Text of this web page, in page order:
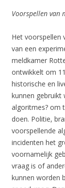
Voorspellen van
Het voorspellen
van een
meldkamer
ontwikkelt om
historische en
kunnen gebruikt
algoritmes? om
doen. Politie,
voorspellende
incidenten het
voornamelijk
vraag is of
kunnen worden